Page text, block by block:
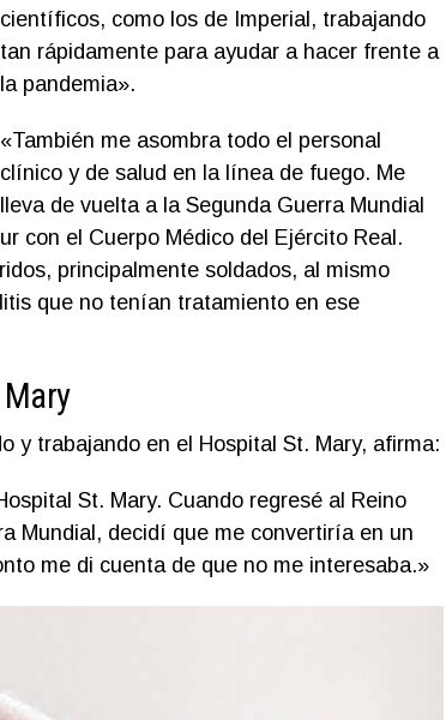
científicos, como los de Imperial, trabajando
tan rápidamente para ayudar a hacer frente a
la pandemia».
«También me asombra todo el personal
clínico y de salud en la línea de fuego. Me
lleva de vuelta a la Segunda Guerra Mundial
con el Cuerpo Médico del Ejército Real.
principalmente soldados, al mismo
que no tenían tratamiento en ese
y trabajando en el Hospital St. Mary, afirma:
St. Mary. Cuando regresé al Reino
Mundial, decidí que me convertiría en un
me di cuenta de que no me interesaba.»